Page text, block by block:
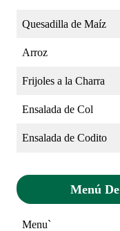
Quesadilla de Maíz
Arroz
Frijoles a la Charra
Ensalada de Col
Ensalada de Codito
Menú
Menu`